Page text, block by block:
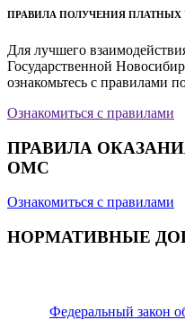
ПРАВИЛА ПОЛУЧЕНИЯ ПЛАТНЫХ
Для лучшего
Государственной
ознакомьтесь с правилами
Ознакомиться с правилами
ПРАВИЛА
ОМС
Ознакомиться с правилами
НОРМАТИВНЫЕ
Федеральный закон